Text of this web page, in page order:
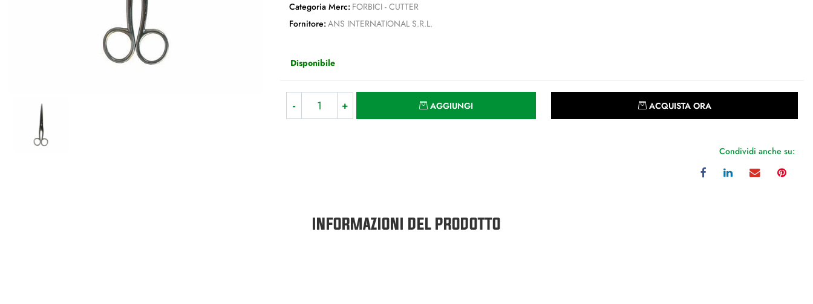
Categoria Merc: FORBICI - CUTTER
Fornitore: ANS INTERNATIONAL S.R.L.
Disponibile
AGGIUNGI ACQUISTA ORA
Condividi anche su:
INFORMAZIONI DEL PRODOTTO